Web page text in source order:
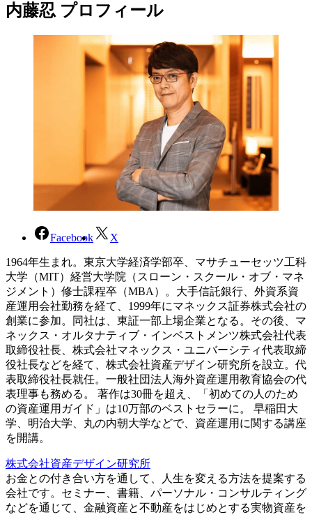
内藤忍 プロフィール
Facebook X
1964年生まれ。東京大学経済学部卒、マサチューセッツ工科
大学（MIT）経営大学院（スローン・スクール・オブ・マネ
ジメント）修士課程卒（MBA）。大手信託銀行、外資系資
産運用会社勤務を経て、1999年にマネックス証券株式会社の
創業に参加。同社は、東証一部上場企業となる。その後、マ
ネックス・オルタナティブ・インベストメンツ株式会社代表
取締役社長、株式会社マネックス・ユニバーシティ代表取締
役社長などを経て、株式会社資産デザイン研究所を設立。代
表取締役社長就任。一般社団法人海外資産運用教育協会の代
表理事も務める。 著作は30冊を超え、「初めての人のため
の資産運用ガイド」は10万部のベストセラーに。 早稲田大
学、明治大学、丸の内朝大学などで、資産運用に関する講座
を開講。
株式会社資産デザイン研究所
お金との付き合い方を通して、人生を変える方法を提案する
会社です。セミナー、書籍、パーソナル・コンサルティング
などを通じて、金融資産と不動産をはじめとする実物資産を